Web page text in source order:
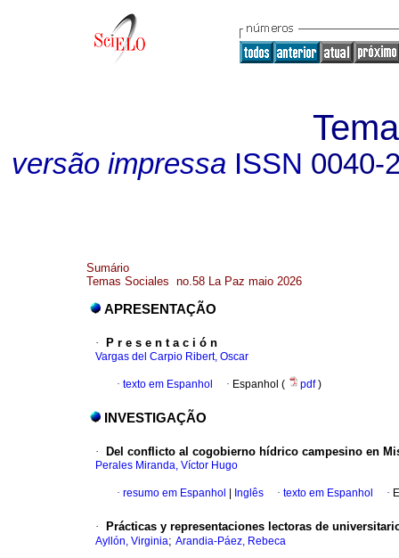
versão impressa ISSN 0040-
Sumário
Temas Sociales no.58 La Paz maio 2026
APRESENTAÇÃO
· P r e s e n t a c i ó n
Vargas del Carpio Ribert, Oscar
· texto em Espanhol · Espanhol ( pdf)
INVESTIGAÇÃO
· Del conflicto al cogobierno hídrico campesino en
Perales Miranda, Víctor Hugo
· resumo em Espanhol Inglês · texto em Espanhol ·
· Prácticas y representaciones lectoras de
Ayllón, Virginia; Arandia-Páez, Rebeca